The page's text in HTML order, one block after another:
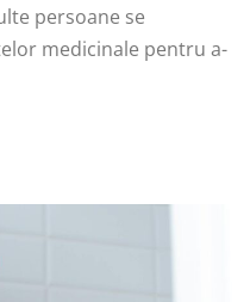
persoane se
medicinale pentru a-